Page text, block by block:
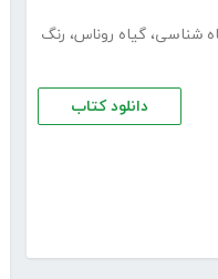
شناسی، گیاه روناس، رنگ
دانلود کتاب